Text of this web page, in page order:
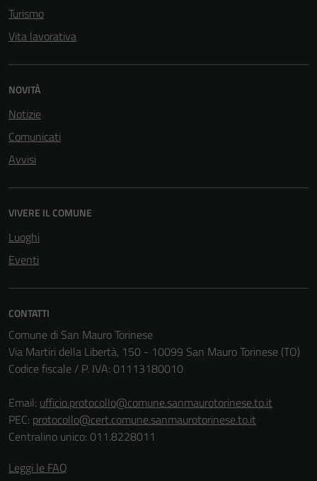
Turismo
Vita lavorativa
NOVITÀ
Notizie
Comunicati
Avvisi
VIVERE IL COMUNE
Luoghi
Eventi
CONTATTI
Comune di San Mauro Torinese
Via Martiri della Libertà, 150 - 10099 San Mauro Torinese (TO)
Codice fiscale / P. IVA: 01113180010
Email: ufficio.protocollo@comune.sanmaurotorinese.to.it
PEC: protocollo@cert.comune.sanmaurotorinese.to.it
Centralino unico: 011.8228011
Leggi le FAQ